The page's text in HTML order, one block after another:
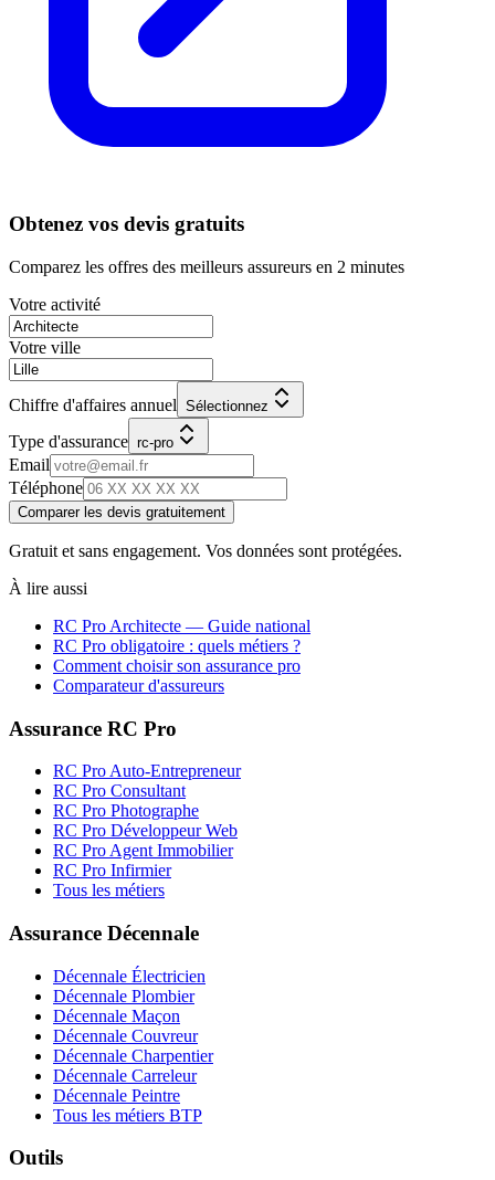
Obtenez vos devis gratuits
Comparez les offres des meilleurs assureurs en 2 minutes
Votre activité
Votre ville
Chiffre d'affaires annuel Sélectionnez
Type d'assurance rc-pro
Email
Téléphone
Comparer les devis gratuitement
Gratuit et sans engagement. Vos données sont protégées.
À lire aussi
RC Pro Architecte — Guide national
RC Pro obligatoire : quels métiers ?
Comment choisir son assurance pro
Comparateur d'assureurs
Assurance RC Pro
RC Pro Auto-Entrepreneur
RC Pro Consultant
RC Pro Photographe
RC Pro Développeur Web
RC Pro Agent Immobilier
RC Pro Infirmier
Tous les métiers
Assurance Décennale
Décennale Électricien
Décennale Plombier
Décennale Maçon
Décennale Couvreur
Décennale Charpentier
Décennale Carreleur
Décennale Peintre
Tous les métiers BTP
Outils